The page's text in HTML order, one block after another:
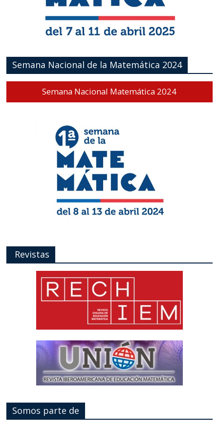
Semana Nacional de la Matemática 2024
Semana Nacional Matemática 2024
Revistas
Somos parte de